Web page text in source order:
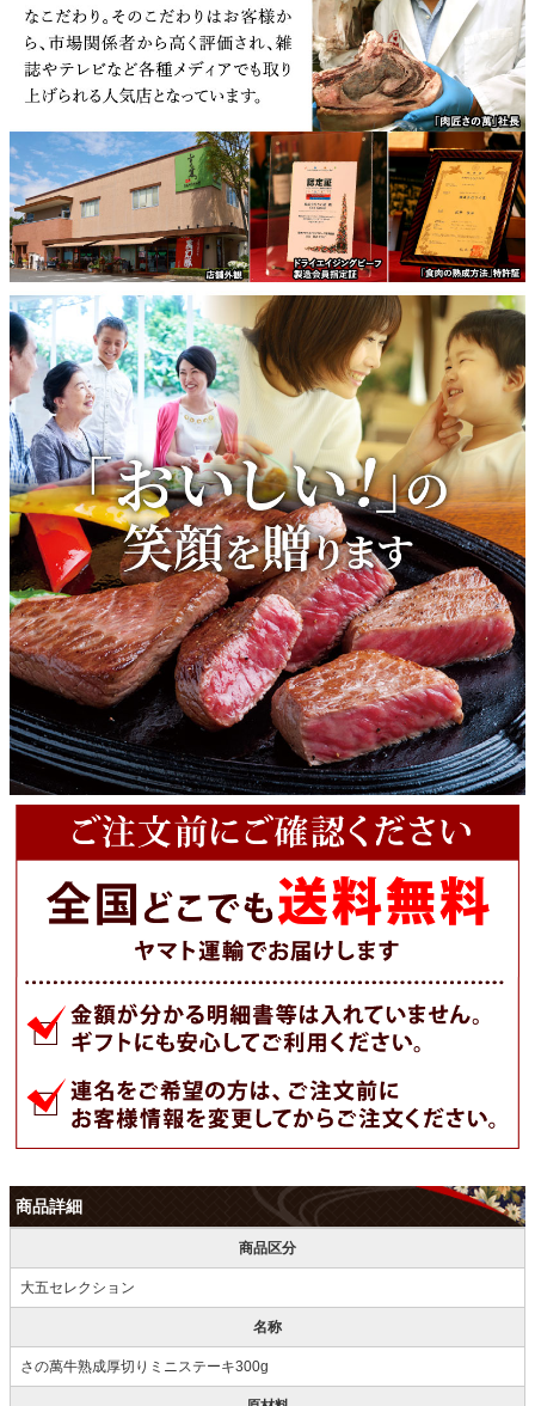
商品詳細
商品区分
大五セレクション
名称
さの萬牛熟成厚切りミニステーキ300g